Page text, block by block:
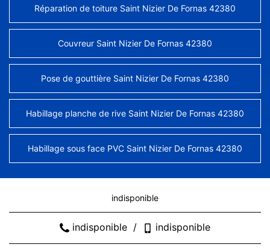
Réparation de toiture Saint Nizier De Fornas 42380
Couvreur Saint Nizier De Fornas 42380
Pose de gouttière Saint Nizier De Fornas 42380
Habillage planche de rive Saint Nizier De Fornas 42380
Habillage sous face PVC Saint Nizier De Fornas 42380
indisponible
indisponible / indisponible